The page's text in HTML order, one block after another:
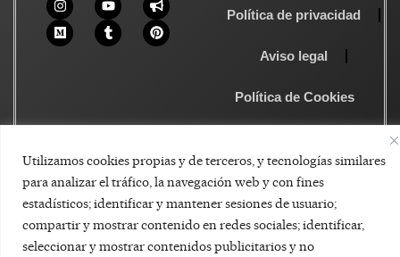
Utilizamos cookies propias y de terceros, y tecnologías similares
para analizar el tráfico, la navegación web y con fines
estadísticos; identificar y mantener sesiones de usuario;
compartir y mostrar contenido en redes sociales; identificar,
seleccionar y mostrar contenidos publicitarios y no
Política de privacidad
Aviso legal
Política de Cookies